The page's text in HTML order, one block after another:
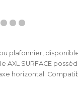
plafonnier, disponible
AXL SURFACE
horizontal.